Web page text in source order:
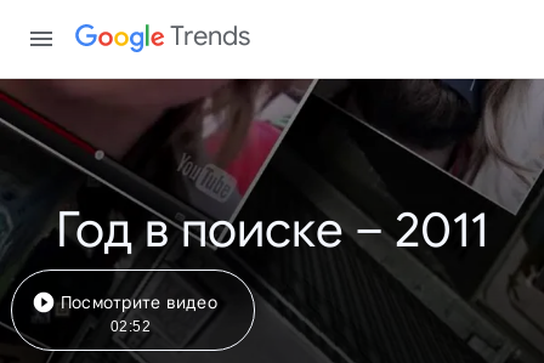
Trends
Год в поиске – 2011
Посмотрите видео
02:52